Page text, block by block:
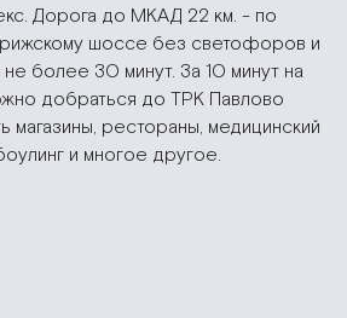
Дорога до МКАД 22 км. - по
шоссе без светофоров и
более 30 минут. За 10 минут на
добраться до ТРК Павлово
магазины, рестораны, медицинский
и многое другое.